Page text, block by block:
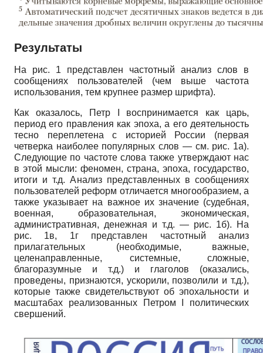
Результаты
На рис. 1 представлен частотный анализ слов в
сообщениях пользователей (чем выше частота
использования, тем крупнее размер шрифта).
Как оказалось, Петр
воспринимается как царь,
период его правления как эпоха, а его деятельность
тесно переплетена с историей России (первая
четверка наиболее популярных слов — см. рис. 1а).
Следующие по частоте слова также утверждают нас
в этой мысли: феномен, страна, эпоха, государство,
итоги и т.д. Анализ представленных в сообщениях
пользователей реформ отличается многообразием, а
также указывает на важное их значение (судебная,
военная, образовательная, экономическая,
административная, денежная и т.д. — рис. 1б). На
рис. 1в, 1г представлен частотный анализ
прилагательных (необходимые, важные,
целенаправленные, системные, сложные,
благоразумные и т.д.) и глаголов (оказались,
проведены, признаются, ускорили, позволили и т.д.),
которые также свидетельствуют об эпохальности и
масштабах реализованных Петром
политических
свершений.